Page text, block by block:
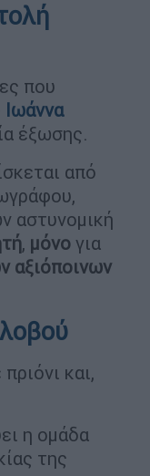
που
Ιωάννα
έξωσης.
από
αστυνομική
, μόνο για
αξιόποινων
και,
η ομάδα
της